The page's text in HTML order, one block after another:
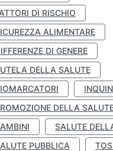
DI RISCHIO
ALIMENTARE
DI GENERE
DELLA SALUTE
DELLA
SALUTE
PUBBLICA